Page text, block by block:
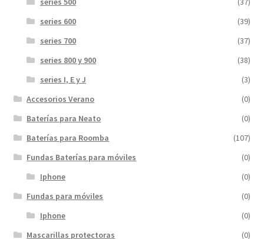
series 600
(39)
series 700
(37)
series 800 y 900
(38)
series I, E y J
(3)
Accesorios Verano
(0)
Baterías para Neato
(0)
Baterías para Roomba
(107)
Fundas Baterías para móviles
(0)
Iphone
(0)
Fundas para móviles
(0)
Iphone
(0)
Mascarillas protectoras
(0)